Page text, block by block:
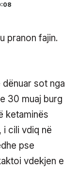
sot nga
30 muaj burg
ketaminës
i cili vdiq në
pse
vdekjen e